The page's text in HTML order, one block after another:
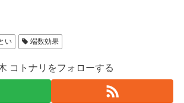
い 端数効果
コトナリをフォローする